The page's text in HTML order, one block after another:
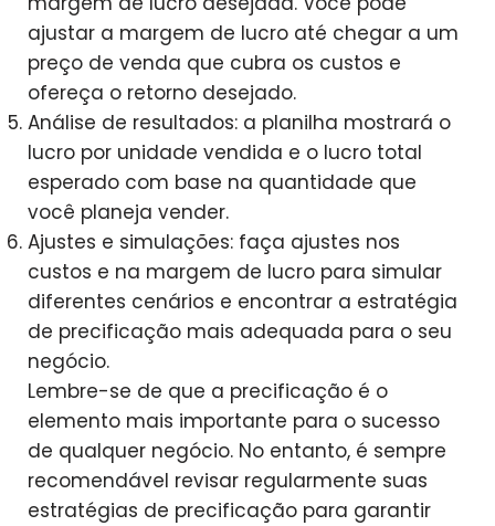
ajustar a margem de lucro até chegar a um
preço de venda que cubra os custos e
ofereça o retorno desejado.
Análise de resultados: a planilha mostrará o
lucro por unidade vendida e o lucro total
esperado com base na quantidade que
você planeja vender.
Ajustes e simulações: faça ajustes nos
custos e na margem de lucro para simular
diferentes cenários e encontrar a estratégia
de precificação mais adequada para o seu
negócio.
Lembre-se de que a precificação é o
elemento mais importante para o sucesso
de qualquer negócio. No entanto, é sempre
recomendável revisar regularmente suas
estratégias de precificação para garantir